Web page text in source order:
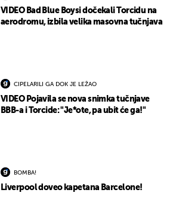
VIDEO Bad Blue Boysi dočekali Torcidu na
aerodromu, izbila velika masovna tučnjava
CIPELARILI GA DOK JE LEŽAO
VIDEO Pojavila se nova snimka tučnjave
BBB-a i Torcide: "Je*ote, pa ubit će ga!"
BOMBA!
Liverpool doveo kapetana Barcelone!